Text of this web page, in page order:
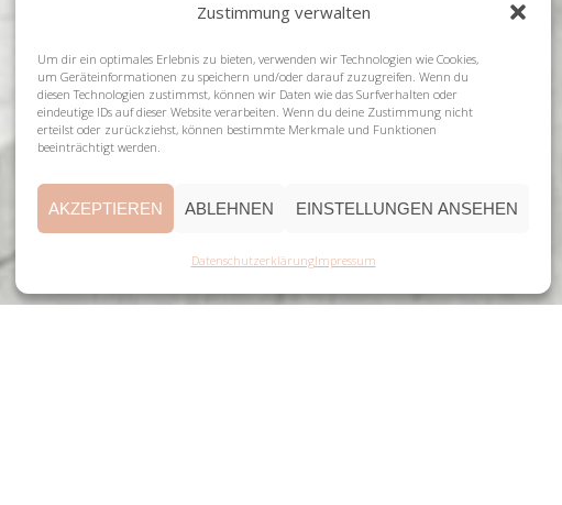
Zustimmung verwalten
Um dir ein optimales Erlebnis zu bieten, verwenden wir Technologien wie Cookies,
um Geräteinformationen zu speichern und/oder darauf zuzugreifen. Wenn du
diesen Technologien zustimmst, können wir Daten wie das Surfverhalten oder
eindeutige IDs auf dieser Website verarbeiten. Wenn du deine Zustimmung nicht
erteilst oder zurückziehst, können bestimmte Merkmale und Funktionen
beeinträchtigt werden.
AKZEPTIEREN ABLEHNEN EINSTELLUNGEN ANSEHEN
DatenschutzerklärungImpressum